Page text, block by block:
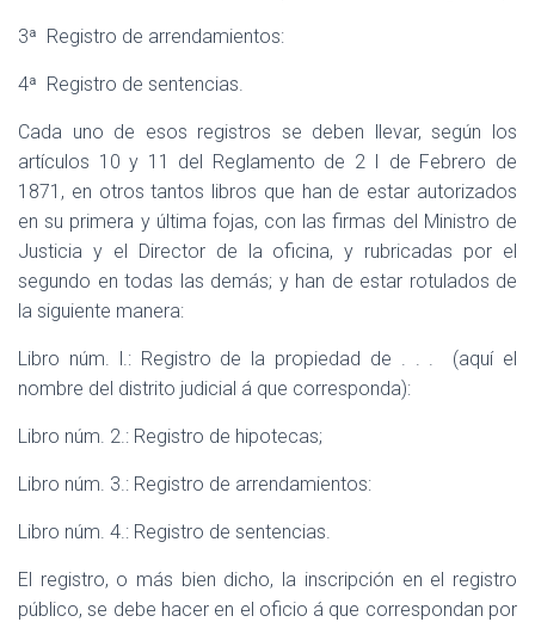
3ª Registro de arrendamientos:
4ª Registro de sentencias.
Cada uno de esos registros se deben llevar, según los
artículos 10 y 11 del Reglamento de 2 I de Febrero de
1871, en otros tantos libros que han de estar autorizados
en su primera y última fojas, con las firmas del Ministro de
Justicia y el Director de la oficina, y rubricadas por el
segundo en todas las demás; y han de estar rotulados de
la siguiente manera:
Libro núm. l.: Registro de la propiedad de . . .
(aquí el
nombre del distrito judicial á que corresponda):
Libro núm. 2.: Registro de hipotecas;
Libro núm. 3.: Registro de arrendamientos:
Libro núm. 4.: Registro de sentencias.
El registro, o más bien dicho, la inscripción en el registro
público, se debe hacer en el oficio á que correspondan por